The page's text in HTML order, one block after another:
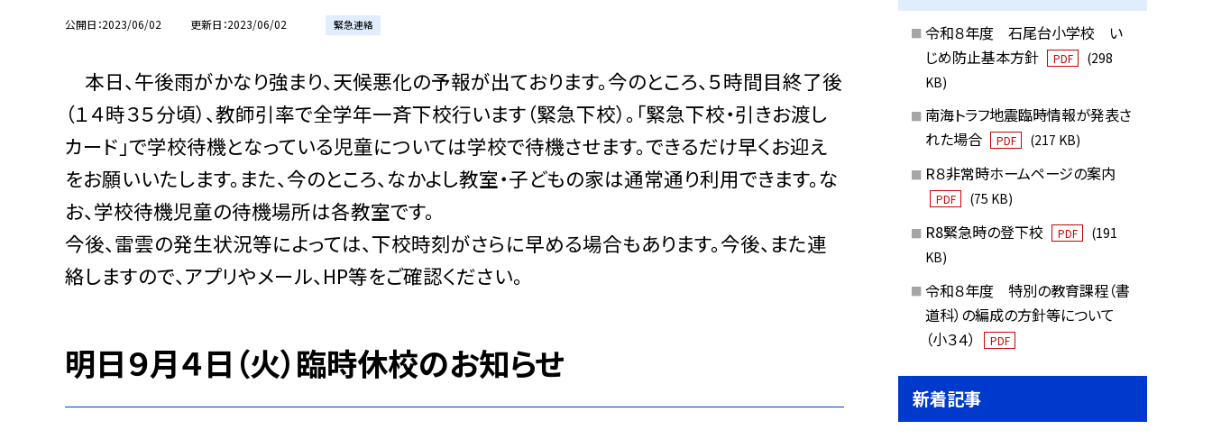
公開日 2023/06/02 更新日 2023/06/02 緊急連絡
本日、午後雨がかなり強まり、天候悪化の予報が出ております。今のところ、５時間目終了後
（１４時３５分頃）、教師引率で全学年一斉下校行います（緊急下校）。「緊急下校・引きお渡し
カード」で学校待機となっている児童については学校で待機させます。できるだけ早くお迎え
をお願いいたします。また、今のところ、なかよし教室・子どもの家は通常通り利用できます。な
お、学校待機児童の待機場所は各教室です。
今後、雷雲の発生状況等によっては、下校時刻がさらに早める場合もあります。今後、また連
絡しますので、アプリやメール、HP等をご確認ください。
明日９月４日（火）臨時休校のお知らせ
令和８年度 石尾台小学校 い
じめ防止基本方針
PDF
(298
KB)
南海トラフ地震臨時情報が発表さ
れた場合
PDF (217 KB)
R８非常時ホームページの案内
PDF (75 KB)
R8緊急時の登下校 PDF
(191
KB)
令和８年度 特別の教育課程（書
道科）の編成の方針等について
（小３４）
PDF
新着記事